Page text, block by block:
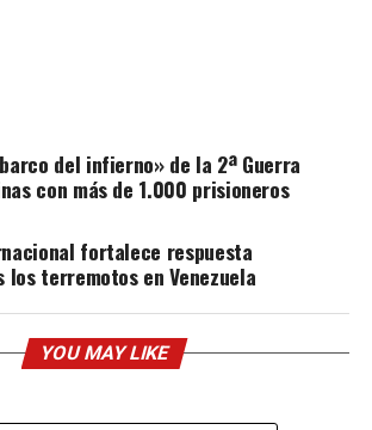
del infierno» de la 2ª Guerra
con más de 1.000 prisioneros
fortalece respuesta
terremotos en Venezuela
YOU MAY LIKE